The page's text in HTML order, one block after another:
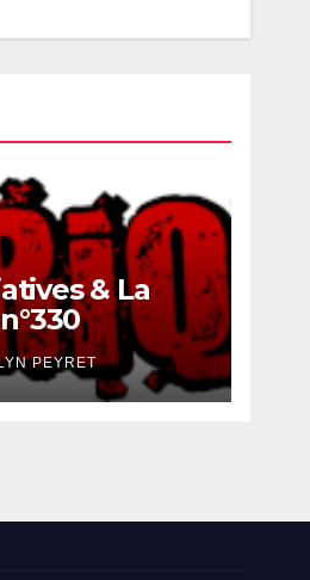
& La
PEYRET